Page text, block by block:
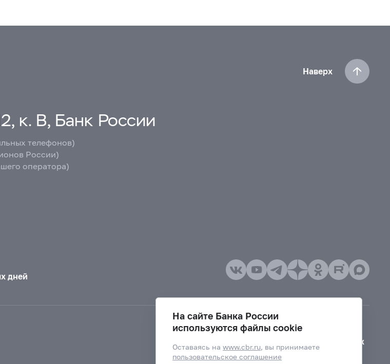
Наверх
к. В, Банк России
телефонов)
России)
оператора)
дней
Версия для слабовидящих
На сайте Банка России
используются файлы cookie
Оставаясь наwww.cbr.ru, вы принимаете
пользовательское соглашение